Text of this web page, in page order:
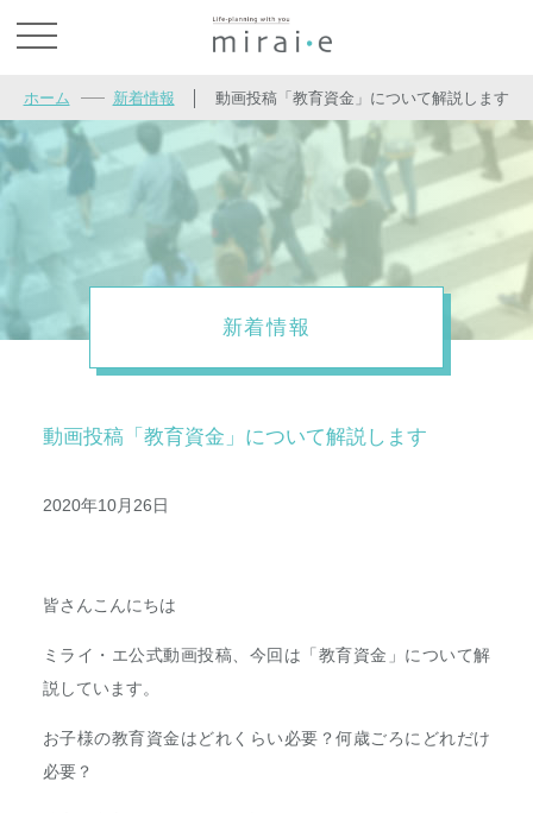
ホーム 新着情報 動画投稿「教育資金」について解説します
新着情報
動画投稿「教育資金」について解説します
2020年10月26日
皆さんこんにちは
ミライ・エ公式動画投稿、今回は「教育資金」について解
説しています。
お子様の教育資金はどれくらい必要？何歳ごろにどれだけ
必要？